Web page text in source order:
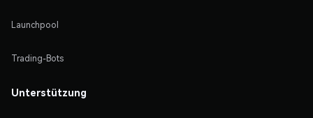
Launchpool
Trading-Bots
Unterstützung